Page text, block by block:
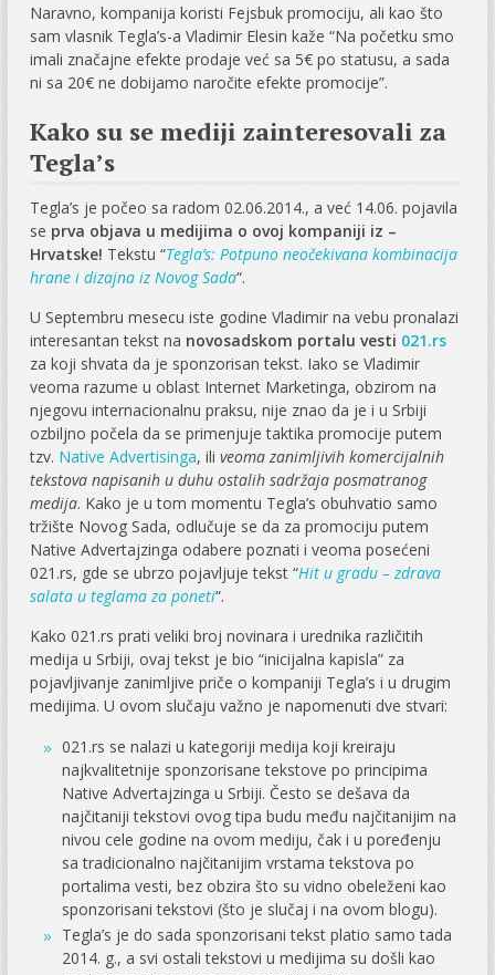
Naravno, kompanija koristi Fejsbuk promociju, ali kao što
sam vlasnik Tegla’s-a Vladimir Elesin kaže “Na početku smo
imali značajne efekte prodaje već sa 5€ po statusu, a sada
ni sa 20€ ne dobijamo naročite efekte promocije”.
Kako su se mediji zainteresovali za
Tegla’s
Tegla’s je počeo sa radom 02.06.2014., a već 14.06. pojavila
se prva objava u medijima o ovoj kompaniji iz –
Hrvatske! Tekstu “Tegla’s: Potpuno neočekivana kombinacija
hrane i dizajna iz Novog Sada“.
U Septembru mesecu iste godine Vladimir na vebu pronalazi
interesantan tekst na novosadskom portalu vesti 021.rs
za koji shvata da je sponzorisan tekst. Iako se Vladimir
veoma razume u oblast Internet Marketinga, obzirom na
njegovu internacionalnu praksu, nije znao da je i u Srbiji
ozbiljno počela da se primenjuje taktika promocije putem
tzv. Native Advertisinga, iliveoma zanimljivih komercijalnih
tekstova napisanih u duhu ostalih sadržaja posmatranog
medija. Kako je u tom momentu Tegla’s obuhvatio samo
tržište Novog Sada, odlučuje se da za promociju putem
Native Advertajzinga odabere poznati i veoma posećeni
021.rs, gde se ubrzo pojavljuje tekst “Hit u gradu – zdrava
salata u teglama za poneti“.
Kako 021.rs prati veliki broj novinara i urednika različitih
medija u Srbiji, ovaj tekst je bio “inicijalna kapisla” za
pojavljivanje zanimljive priče o kompaniji Tegla’s i u drugim
medijima. U ovom slučaju važno je napomenuti dve stvari:
021.rs se nalazi u kategoriji medija koji kreiraju
najkvalitetnije sponzorisane tekstove po principima
Native Advertajzinga u Srbiji. Često se dešava da
najčitaniji tekstovi ovog tipa budu među najčitanijim na
nivou cele godine na ovom mediju, čak i u poređenju
sa tradicionalno najčitanijim vrstama tekstova po
portalima vesti, bez obzira što su vidno obeleženi kao
sponzorisani tekstovi (što je slučaj i na ovom blogu).
Tegla’s je do sada sponzorisani tekst platio samo tada
2014. g., a svi ostali tekstovi u medijima su došli kao